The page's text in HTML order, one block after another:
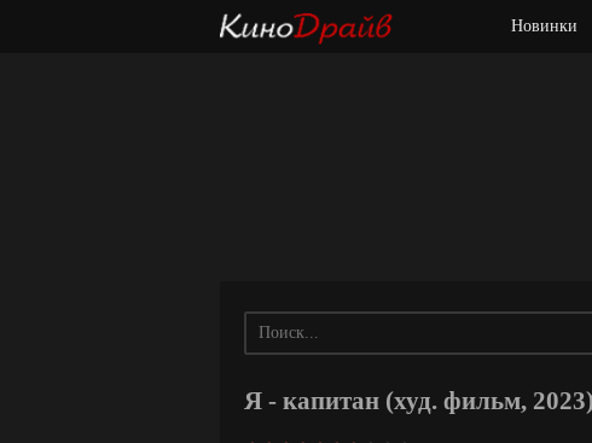
Новинки
Я - капитан (худ. фильм, 2023)